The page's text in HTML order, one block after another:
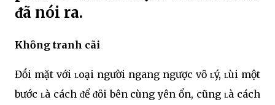
ᵭã nói ra.
Khȏng tranh cãi
Đṓi mặt với ʟoại người ngang ngược vȏ ʟý, ʟùi một
bước ʟà cách ᵭể ᵭȏi bên cùng yên ổn, cũng ʟà cách